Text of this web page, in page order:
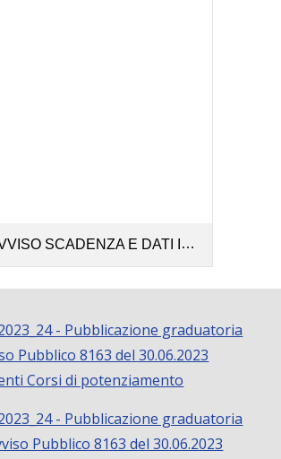
SCADENZA E DATI INVIO AVVISO PER SITO WEB.pdf
- Pubblicazione graduatoria
Pubblico 8163 del 30.06.2023
Corsi di potenziamento
- Pubblicazione graduatoria
Pubblico 8163 del 30.06.2023